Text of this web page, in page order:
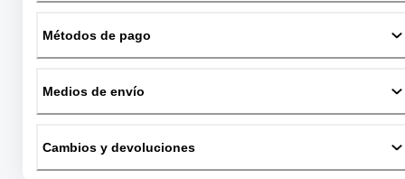
Métodos de pago
Medios de envío
Cambios y devoluciones